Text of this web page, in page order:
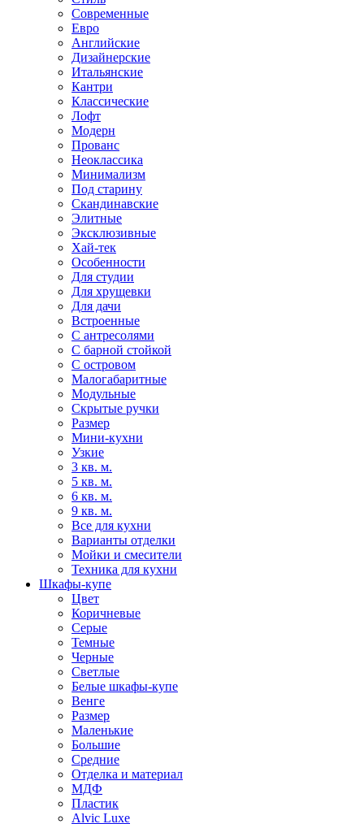
Современные
Евро
Английские
Дизайнерские
Итальянские
Кантри
Классические
Лофт
Модерн
Прованс
Неоклассика
Минимализм
Под старину
Скандинавские
Элитные
Эксклюзивные
Хай-тек
Особенности
Для студии
Для хрущевки
Для дачи
Встроенные
С антресолями
С барной стойкой
С островом
Малогабаритные
Модульные
Скрытые ручки
Размер
Мини-кухни
Узкие
3 кв. м.
5 кв. м.
6 кв. м.
9 кв. м.
Все для кухни
Варианты отделки
Мойки и смесители
Техника для кухни
Шкафы-купе
Цвет
Коричневые
Серые
Темные
Черные
Светлые
Белые шкафы-купе
Венге
Размер
Маленькие
Большие
Средние
Отделка и материал
МДФ
Пластик
Alvic Luxe